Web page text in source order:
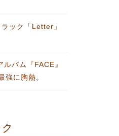
ック「Letter」
ルバム『FACE』
強に胸熱。